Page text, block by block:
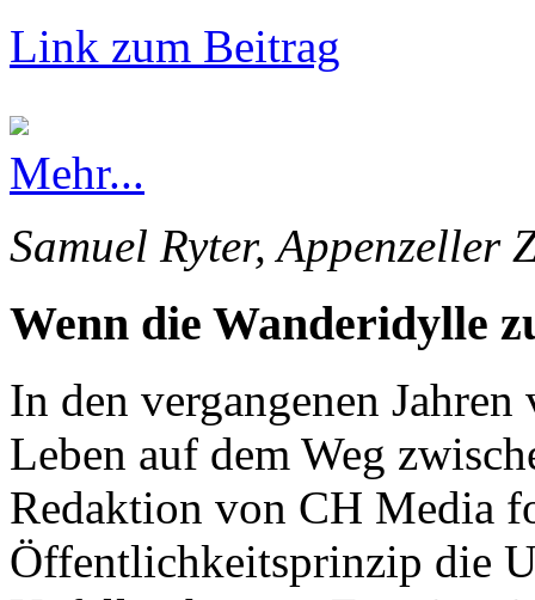
Link zum Beitrag
Mehr...
Samuel Ryter, Appenzeller
Wenn die Wanderidylle
In den vergangenen
Leben auf dem Weg
Redaktion von CH Media
Öffentlichkeitsprinzip die